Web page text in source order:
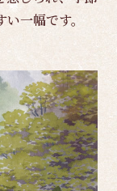
一幅です。